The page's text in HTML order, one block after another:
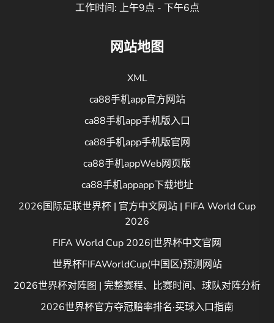
工作时间: 上午9点 - 下午6点
网站地图
XML
ca88手机app官方网站
ca88手机app手机版入口
ca88手机app手机版官网
ca88手机appWeb网页版
ca88手机appapp下载地址
2026国际足联世界杯 | 官方中文网站 | FIFA World Cup
2026
FIFA World Cup 2026|世界杯中文官网
世界杯FIFAWorldCup(中国区)预测网站
2026世界杯对阵图 | 完整赛程、比赛时间、球队对阵分析
2026世界杯官方夺冠赔率排名·买球入口指南